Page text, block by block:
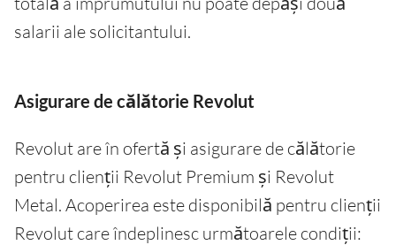
salarii ale solicitantului.
Asigurare de călătorie Revolut
Revolut are în ofertă și asigurare de călătorie
pentru clienții Revolut Premium și Revolut
Metal. Acoperirea este disponibilă pentru clienții
Revolut care îndeplinesc următoarele condiții: